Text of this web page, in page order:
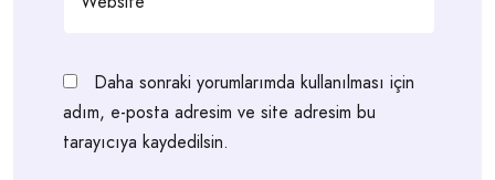
Daha sonraki yorumlarımda kullanılması için
adım, e-posta adresim ve site adresim bu
tarayıcıya kaydedilsin.